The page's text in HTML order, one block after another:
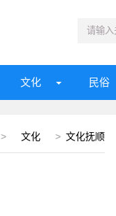
文化 民俗
> 文化 > 文化抚顺